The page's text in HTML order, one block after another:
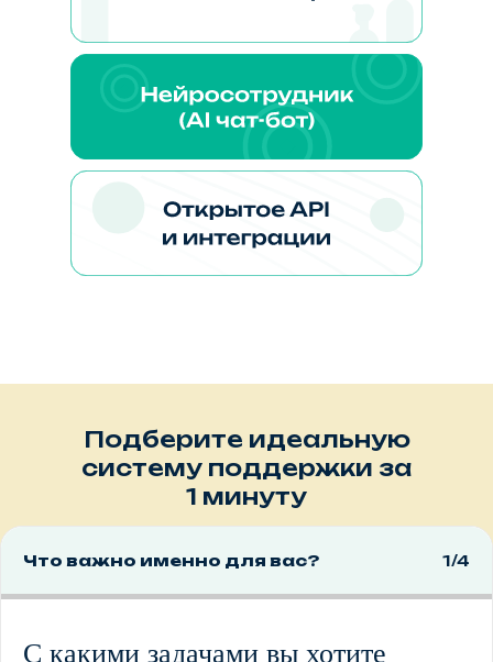
Подберите идеальную
систему поддержки за
1 минуту
Что важно именно для вас? 1/4
С какими задачами вы хотите